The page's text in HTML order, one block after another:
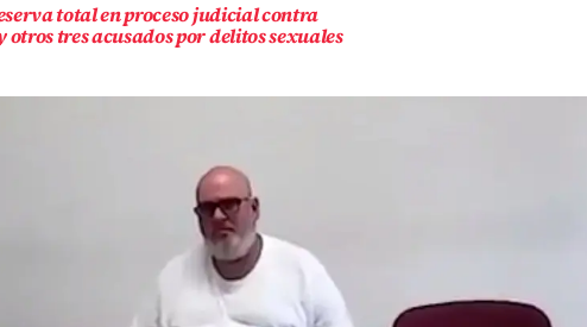
total en proceso judicial contra
otros tres acusados por delitos sexuales